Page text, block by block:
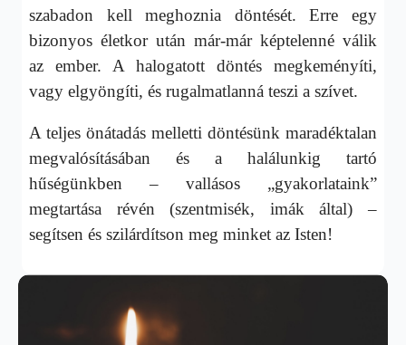
szabadon kell meghoznia döntését. Erre egy
bizonyos életkor után már-már képtelenné válik
az ember. A halogatott döntés megkeményíti,
vagy elgyöngíti, és rugalmatlanná teszi a szívet.
A teljes önátadás melletti döntésünk maradéktalan
megvalósításában és a halálunkig tartó
hűségünkben – vallásos „gyakorlataink”
megtartása révén (szentmisék, imák által) –
segítsen és szilárdítson meg minket az Isten!